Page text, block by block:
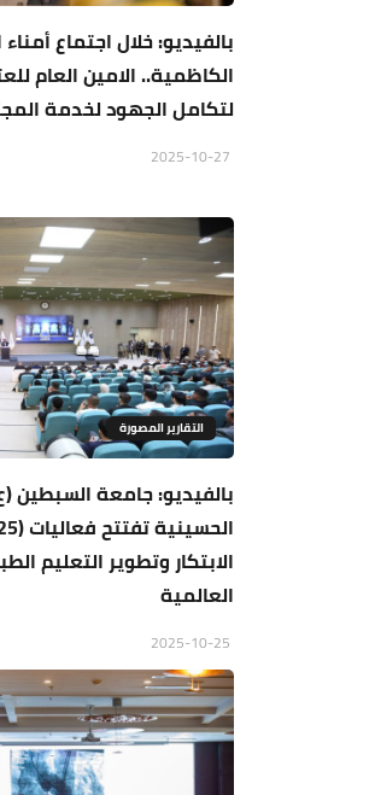
بالفيديو: خلال اجتماع
الكاظمية.. الامين العام
لتكامل الجهود لخدمة
التقارير المصورة
بالفيديو: جامعة السبطين
الابتكار وتطوير التعليم
العالمية